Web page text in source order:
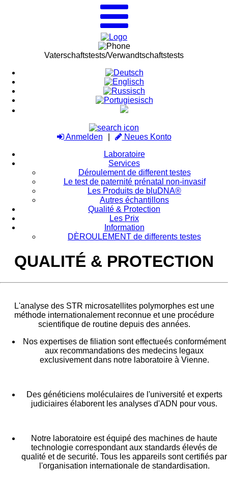
Vaterschaftstests/Verwandtschaftstests
Anmelden
Neues Konto
Laboratoire
Services
Déroulement de different testes
Le test de paternité prénatal non-invasif
Les Produits de bluDNA®
Autres échantillons
Qualité & Protection
Les Prix
Information
DÈROULEMENT de differents testes
QUALITÉ & PROTECTION
L'analyse des STR microsatellites polymorphes est une
méthode internationalement reconnue et une procédure
scientifique de routine depuis des années.
Nos expertises de filiation sont effectueés conformément
aux recommandations des medecins legaux
exclusivement dans notre laboratoire à Vienne.
Des généticiens moléculaires de l'université et experts
judiciaires élaborent les analyses d'ADN pour vous.
Notre laboratoire est équipé des machines de haute
technologie correspondant aux standards élevés de
qualité et de securité. Tous les appareils sont certifiés par
l'organisation internationale de standardisation.